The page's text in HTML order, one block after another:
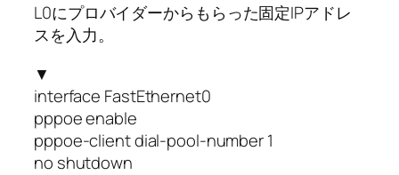
L0にプロバイダーからもらった固定IPアドレ
スを入力。
▼
interface FastEthernet0
pppoe enable
pppoe-client dial-pool-number 1
no shutdown